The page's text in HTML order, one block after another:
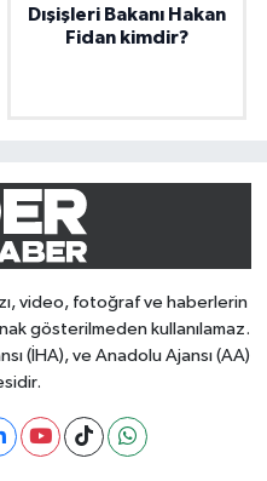
Dışişleri Bakanı Hakan
Fidan kimdir?
video, fotoğraf ve haberlerin
gösterilmeden kullanılamaz.
(İHA), ve Anadolu Ajansı (AA)